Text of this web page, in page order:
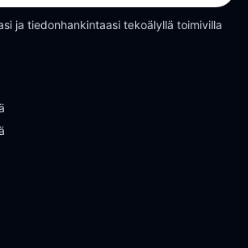
ja tiedonhankintaasi tekoälyllä toimivilla